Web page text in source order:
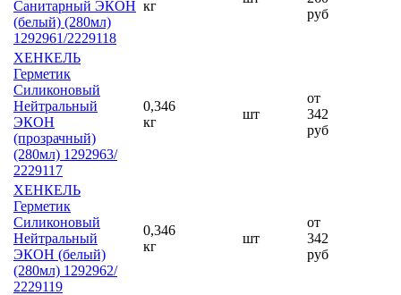
Санитарный ЭКОН
(белый) (280мл)
1292961/2229118
кг
руб
ХЕНКЕЛЬ
Герметик
Силиконовый
Нейтральный
ЭКОН
(прозрачный)
(280мл) 1292963/
2229117
0,346
кг
шт
от
342
руб
ХЕНКЕЛЬ
Герметик
Силиконовый
Нейтральный
ЭКОН (белый)
(280мл) 1292962/
2229119
0,346
кг
шт
от
342
руб